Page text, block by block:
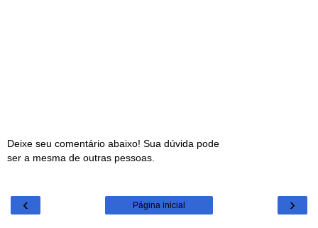
Deixe seu comentário abaixo! Sua dúvida pode
ser a mesma de outras pessoas.
‹ ›
Página inicial